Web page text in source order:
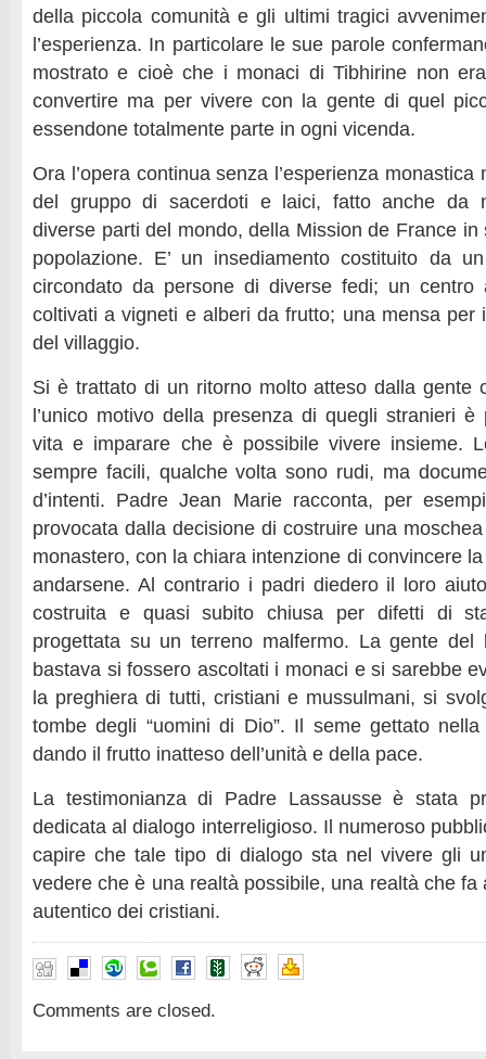
della piccola comunità e gli ultimi tragici
l’esperienza. In particolare le sue parole
mostrato e cioè che i monaci di Tibhirine non
convertire ma per vivere con la gente di quel
essendone totalmente parte in ogni vicenda.
Ora l’opera continua senza l’esperienza monastica
del gruppo di sacerdoti e laici, fatto anche da
diverse parti del mondo, della Mission de France
popolazione. E’ un insediamento costituito da
circondato da persone di diverse fedi; un centro
coltivati a vigneti e alberi da frutto; una mensa per
del villaggio.
Si è trattato di un ritorno molto atteso dalla gente
l’unico motivo della presenza di quegli stranieri
vita e imparare che è possibile vivere insieme.
sempre facili, qualche volta sono rudi, ma
d’intenti. Padre Jean Marie racconta, per
provocata dalla decisione di costruire una
monastero, con la chiara intenzione di convincere
andarsene. Al contrario i padri diedero il loro
costruita e quasi subito chiusa per difetti di
progettata su un terreno malfermo. La gente del
bastava si fossero ascoltati i monaci e si sarebbe
la preghiera di tutti, cristiani e mussulmani, si
tombe degli “uomini di Dio”. Il seme gettato
dando il frutto inatteso dell’unità e della pace.
La testimonianza di Padre Lassausse è stata
dedicata al dialogo interreligioso. Il numeroso
capire che tale tipo di dialogo sta nel vivere gli
vedere che è una realtà possibile, una realtà che fa
autentico dei cristiani.
Comments are closed.